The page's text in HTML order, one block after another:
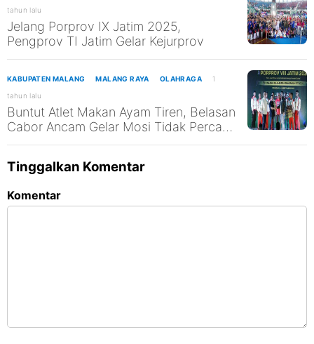
tahun lalu
Jelang Porprov IX Jatim 2025,
Pengprov TI Jatim Gelar Kejurprov
KABUPATEN MALANG MALANG RAYA OLAHRAGA
1
tahun lalu
Buntut Atlet Makan Ayam Tiren, Belasan
Cabor Ancam Gelar Mosi Tidak Percaya
ke Dispora Kabupaten Malang
Tinggalkan Komentar
Komentar